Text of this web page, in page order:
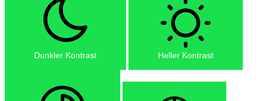
Dunkler Kontrast Heller Kontrast